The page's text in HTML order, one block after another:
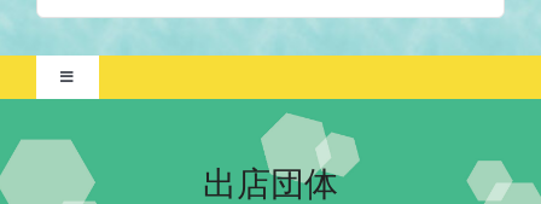
Toggle
Navigation
出店団体